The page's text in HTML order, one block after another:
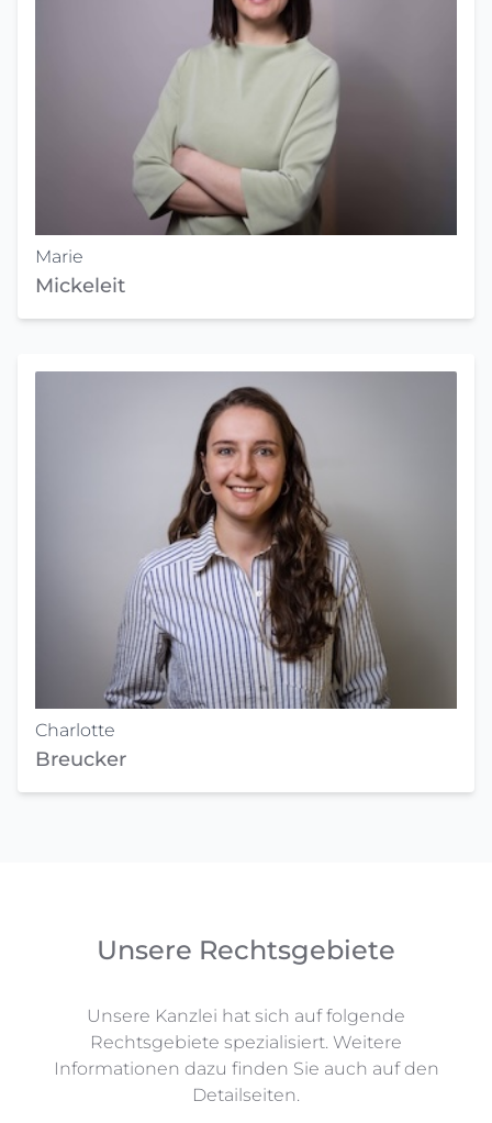
Marie
Mickeleit
Charlotte
Breucker
Unsere Rechtsgebiete
Unsere Kanzlei hat sich auf folgende
Rechtsgebiete spezialisiert. Weitere
Informationen dazu finden Sie auch auf den
Detailseiten.